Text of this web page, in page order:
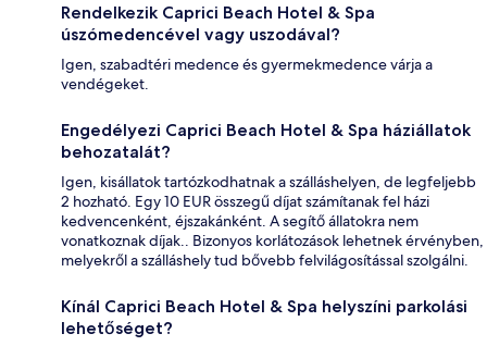
Rendelkezik Caprici Beach Hotel & Spa
úszómedencével vagy uszodával?
Igen, szabadtéri medence és gyermekmedence várja a
vendégeket.
Engedélyezi Caprici Beach Hotel & Spa háziállatok
behozatalát?
Igen, kisállatok tartózkodhatnak a szálláshelyen, de legfeljebb
2 hozható. Egy 10 EUR összegű díjat számítanak fel házi
kedvencenként, éjszakánként. A segítő állatokra nem
vonatkoznak díjak.. Bizonyos korlátozások lehetnek érvényben,
melyekről a szálláshely tud bővebb felvilágosítással szolgálni.
Kínál Caprici Beach Hotel & Spa helyszíni parkolási
lehetőséget?